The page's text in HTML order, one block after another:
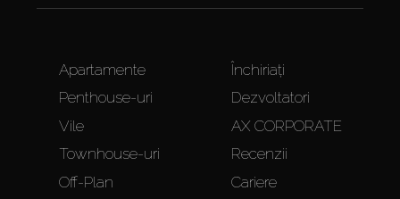
Apartamente
Penthouse-uri
Vile
Townhouse-uri
Off-Plan
Închiriați
Dezvoltatori
AX CORPORATE
Recenzii
Cariere